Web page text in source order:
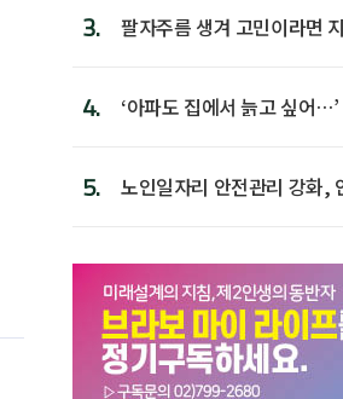
3. 팔자주름 생겨 고민이라면
4.
‘아파도 집에서 늙고 싶어
5.
노인일자리 안전관리 강화,